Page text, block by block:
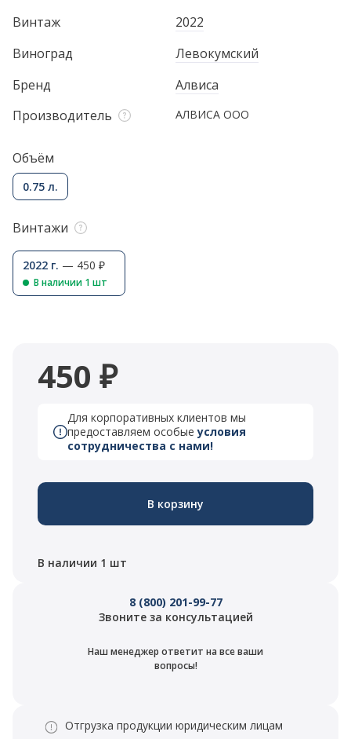
Винтаж
2022
Виноград
Левокумский
Бренд
Алвиса
Производитель
АЛВИСА ООО
Объём
0.75 л.
Винтажи
2022 г. — 450 ₽
В наличии 1 шт
450 ₽
Для корпоративных клиентов мы
предоставляем особыеусловия
сотрудничества с нами!
В корзину
В наличии 1 шт
8 (800) 201-99-77
Звоните за консультацией
Наш менеджер ответит на все ваши
вопросы!
Отгрузка продукции юридическим лицам